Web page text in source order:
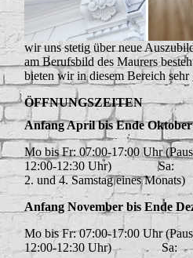
Im Durchschnitt werden bei uns
beschäftigt. Da wir als
wir uns stetig über neue
am Berufsbild des Maurers
bieten wir in diesem Bereich sehr
ÖFFNUNGSZEITEN
Anfang April bis Ende Oktober
Mo bis Fr: 07:00-17:00 Uhr
12:00-12:30 Uhr)Sa:
2. und 4. Samstag eines Monats)
Anfang November bis Ende
Mo bis Fr: 07:00-17:00 Uhr
12:00-12:30 Uhr) Sa: